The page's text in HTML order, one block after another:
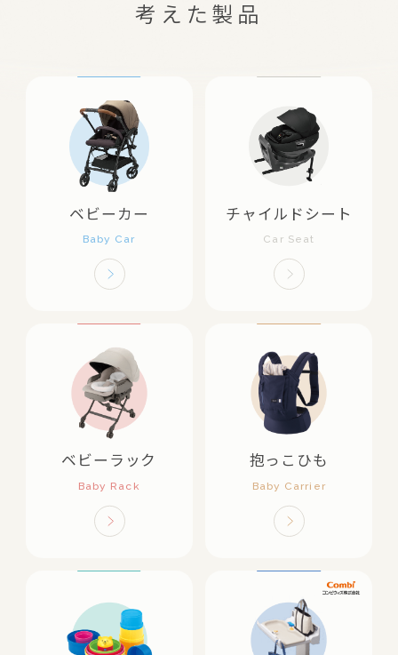
考えた製品
ベビーカー チャイルドシート
ベビーラック 抱っこひも